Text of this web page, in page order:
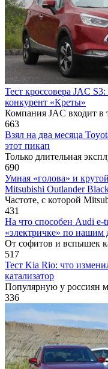
Тест кроссовера JAC
конкурент «Креты»
Компания JAC входит в
663
Взял на два месяца
этот пикап
Только длительная
690
Умная «голова» и
Mitsubishi Outlander
Частоте, с которой
431
На что способен Audi e-
«электричке» по нашим
От софитов и вспышек
517
Тест Kia Rio: что
катализатор
Популярную у россиян
336